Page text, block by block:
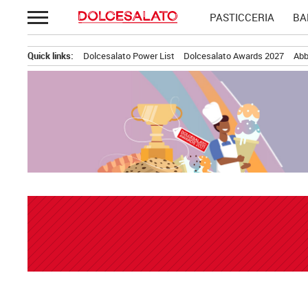
Passa
al
PASTICCERIA
Quick links: Dolcesalato Power List Dolcesalato Awards 2027